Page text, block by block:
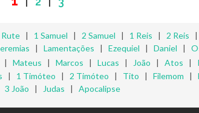
Rute| 1 Samuel | 2 Samuel | 1 Reis | 2 Reis |
| Lamentações | Ezequiel | Daniel |
| Mateus | Marcos | Lucas | João | Atos |
| 1 Timóteo | 2 Timóteo | Tito | Filemom |
3 João | Judas | Apocalipse